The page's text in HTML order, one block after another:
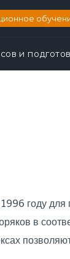
и
году
в
позволяют